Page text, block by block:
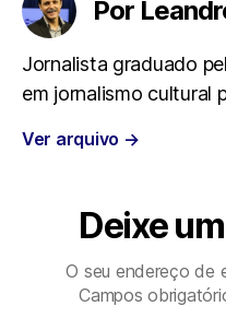
o
t
e
s
A
Por
Jornalista graduado
em jornalismo cultural
Ver arquivo →
Deixe
O seu endereço de
Campos